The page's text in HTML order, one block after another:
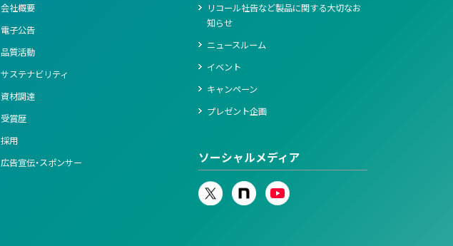
会社概要
電子公告
品質活動
サステナビリティ
資材調達
受賞歴
採用
広告宣伝・スポンサー
リコール社告など製品に関する大切なお
知らせ
ニュースルーム
イベント
キャンペーン
プレゼント企画
ソーシャルメディア